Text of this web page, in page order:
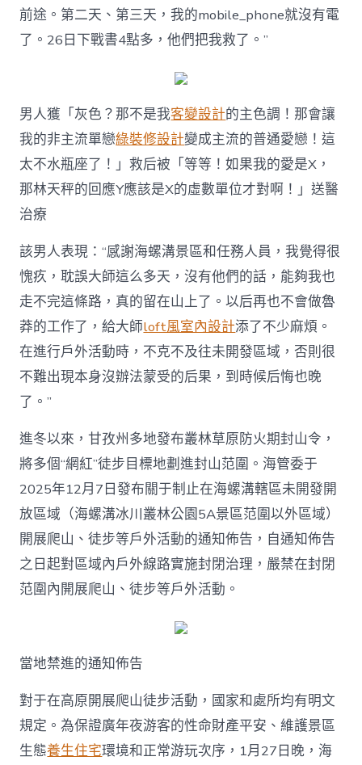
前途。第二天、第三天，我的mobile_phone就沒有電
了。26日下戰書4點多，他們把我救了。”
男人獲「灰色？那不是我客變設計的主色調！那會讓
我的非主流單戀綠裝修設計變成主流的普通愛戀！這
太不水瓶座了！」救后被「等等！如果我的愛是X，
那林天秤的回應Y應該是X的虛數單位才對啊！」送醫
治療
該男人表現：“感謝海螺溝景區和任務人員，我覺得很
愧疚，耽誤大師這么多天，沒有他們的話，能夠我也
走不完這條路，真的留在山上了。以后再也不會做魯
莽的工作了，給大師loft風室內設計添了不少麻煩。
在進行戶外活動時，不克不及往未開發區域，否則很
不難出現本身沒辦法蒙受的后果，到時候后悔也晚
了。”
進冬以來，甘孜州多地發布叢林草原防火期封山令，
將多個“網紅”徒步目標地劃進封山范圍。海管委于
2025年12月7日發布關于制止在海螺溝轄區未開發開
放區域（海螺溝冰川叢林公園5A景區范圍以外區域）
開展爬山、徒步等戶外活動的通知佈告，自通知佈告
之日起對區域內戶外線路實施封閉治理，嚴禁在封閉
范圍內開展爬山、徒步等戶外活動。
當地禁進的通知佈告
對于在高原開展爬山徒步活動，國家和處所均有明文
規定。為保證廣年夜游客的性命財產平安、維護景區
生態養生住宅環境和正常游玩次序，1月27日晚，海